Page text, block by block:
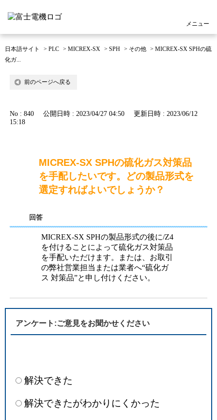
メニュー
日本語サイト > PLC > MICREX-SX > SPH > その他 > MICREX-SX SPHの硫
化ガ...
前のページへ戻る
No : 840 公開日時 : 2023/04/27 04:50
更新日時 : 2023/06/12
15:18
MICREX-SX SPHの硫化ガス対策品
を手配したいです。どの製品形式を
選定すればよいでしょうか？
回答
MICREX-SX SPHの製品形式の後に/Z4
を付けることによって硫化ガス対策品
を手配いただけます。または、お取引
の弊社営業担当または業者へ“硫化ガ
ス 対策品”と申し付けください。
アンケート:ご意見をお聞かせください
解決できた
解決できたがわかりにくかった